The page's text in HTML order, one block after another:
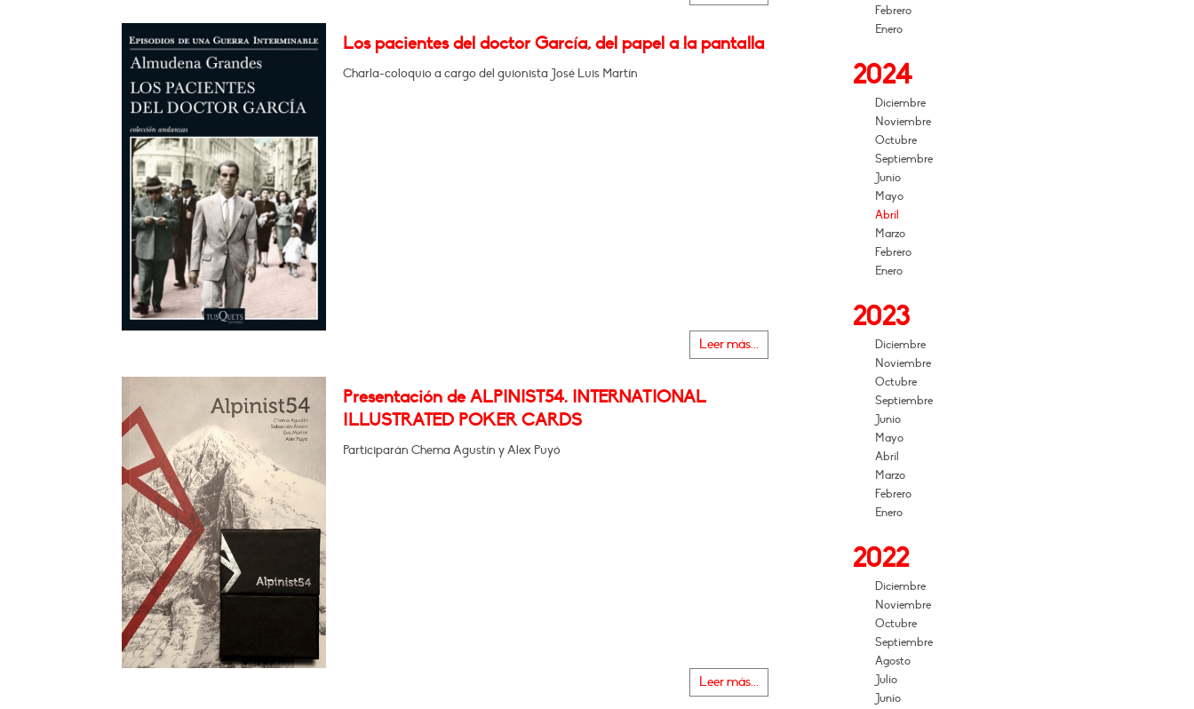
Los pacientes del doctor García, del papel a la pantalla
Charla-coloquio a cargo del guionista José Luis Martín
Leer más...
Presentación de ALPINIST54. INTERNATIONAL
ILLUSTRATED POKER CARDS
Participarán Chema Agustín y Alex Puyó
Leer más...
Febrero
Enero
2024
Diciembre
Noviembre
Octubre
Septiembre
Junio
Mayo
Abril
Marzo
Febrero
Enero
2023
Diciembre
Noviembre
Octubre
Septiembre
Junio
Mayo
Abril
Marzo
Febrero
Enero
2022
Diciembre
Noviembre
Octubre
Septiembre
Agosto
Julio
Junio